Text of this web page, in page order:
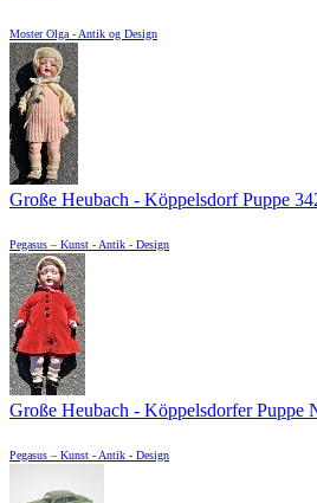
Moster Olga - Antik og Design
Große Heubach - Köppelsdorf Puppe
Pegasus – Kunst - Antik - Design
Große Heubach - Köppelsdorfer Puppe
Pegasus – Kunst - Antik - Design